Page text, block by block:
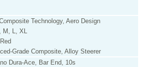
Technology, Aero Design
M, L, XL
Grade Composite, Alloy Steerer
Dura-Ace, Bar End, 10s